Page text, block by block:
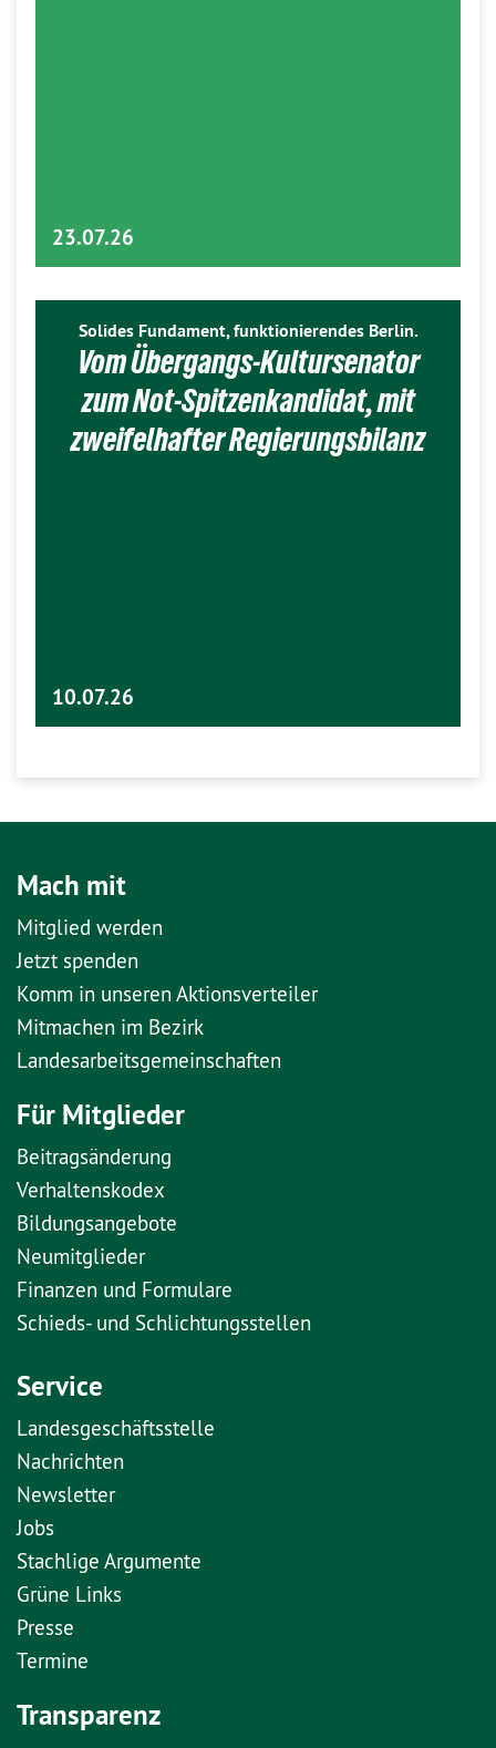
23.07.26
Solides Fundament, funktionierendes Berlin.
Vom Übergangs-Kultursenator
zum Not-Spitzenkandidat, mit
zweifelhafter Regierungsbilanz
10.07.26
Mach mit
Mitglied werden
Jetzt spenden
Komm in unseren Aktionsverteiler
Mitmachen im Bezirk
Landesarbeitsgemeinschaften
Für Mitglieder
Beitragsänderung
Verhaltenskodex
Bildungsangebote
Neumitglieder
Finanzen und Formulare
Schieds- und Schlichtungsstellen
Service
Landesgeschäftsstelle
Nachrichten
Newsletter
Jobs
Stachlige Argumente
Grüne Links
Presse
Termine
Transparenz